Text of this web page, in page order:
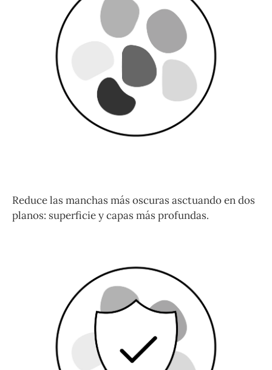
Reduce las manchas más oscuras asctuando en dos
planos: superficie y capas más profundas.